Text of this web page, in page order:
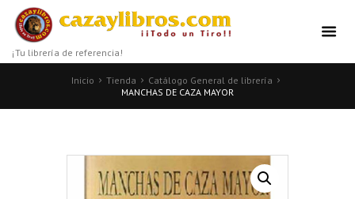
¡Tu librería de referencia!
Inicio Tienda
Catálogo General de librería
MANCHAS DE CAZA MAYOR